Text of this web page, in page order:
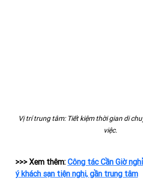
Vị trí trung tâm: Tiết kiệm thời gian di
việc.
>>> Xem thêm: Công tác Cần Giờ
ý khách sạn tiện nghi, gần trung tâm